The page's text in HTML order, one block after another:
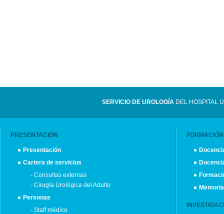
SERVICIO DE UROLOGÍA DEL HOSPITAL
PRESENTACIÓN
Presentación
Cartera de servicios
- Consultas externas
- Cirugía Urológica del Adulto
Personas
- Staff médico
FORMACIÓN